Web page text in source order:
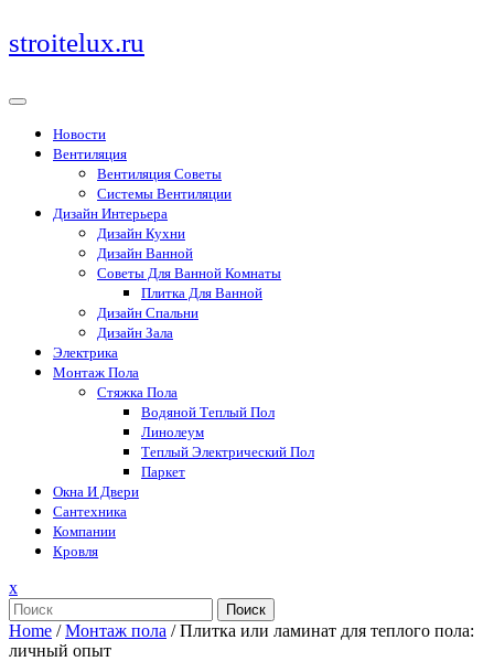
Перейти
к
stroitelux.ru
Новости
Вентиляция
Вентиляция Советы
Системы Вентиляции
Дизайн Интерьера
Дизайн Кухни
Дизайн Ванной
Советы Для Ванной Комнаты
Плитка Для Ванной
Дизайн Спальни
Дизайн Зала
Электрика
Монтаж Пола
Стяжка Пола
Водяной Теплый Пол
Линолеум
Теплый Электрический Пол
Паркет
Окна И Двери
Сантехника
Компании
Кровля
xЗакрыть
меню
Поиск
Home /Монтаж пола /Плитка или ламинат для теплого пола:
личный опыт